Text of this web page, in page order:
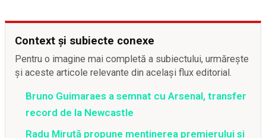
Context și subiecte conexe
Pentru o imagine mai completă a subiectului, urmărește
și aceste articole relevante din același flux editorial.
Bruno Guimaraes a semnat cu Arsenal, transfer
record de la Newcastle
Radu Miruță propune menținerea premierului și